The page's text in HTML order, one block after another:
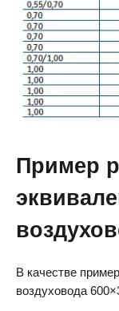
Пример
В качестве
воздуховода